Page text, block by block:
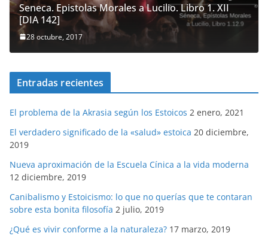
Seneca. Epistolas Morales a Lucilio. Libro 1. XII
[DIA 142]
28 octubre, 2017
Entradas recientes
El problema de la Akrasia según los Estoicos 2 enero, 2021
El verdadero significado de la «salud» estoica 20 diciembre,
2019
Nueva aproximación de la Escuela Cínica a la vida moderna
12 diciembre, 2019
Canibalismo y Estoicismo: lo que no querías que te contaran
sobre esta bonita filosofía 2 julio, 2019
¿Qué es vivir conforme a la naturaleza? 17 marzo, 2019